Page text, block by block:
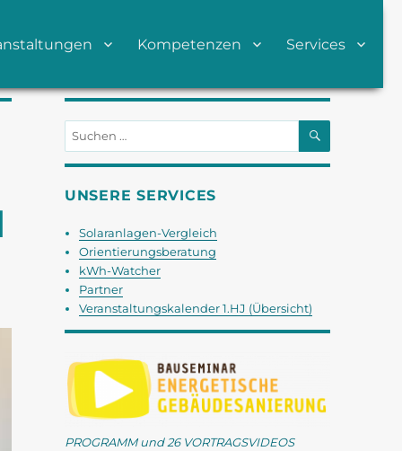
Kompetenzen Services
Suchen
SUCHEN
UNSERE SERVICES
Solaranlagen-Vergleich
Orientierungsberatung
kWh-Watcher
Partner
Veranstaltungskalender 1.HJ (Übersicht)
PROGRAMM und 26 VORTRAGSVIDEOS